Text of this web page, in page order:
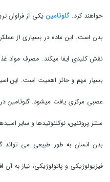
خواهند کرد. گلوتامین یکی از فراوان
بدن است. این ماده در بسیاری از
نقش کلیدی ایفا میکند. مصرف مواد
بسیار مهم و حائز اهمیت است. این
عصبی مرکزی یافت میشود. گلوتامین
سنتز پروتئین، نوکلئوتیدها و سایر
بدن انسان به طور طبیعی می تواند
فیزیولوژیکی و پاتولوژیکی، نیاز به آن